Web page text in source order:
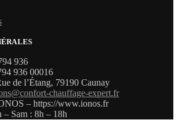
936
936 00016
de l’Étang, 79190 Caunay
chauffage-expert.fr
– https://www.ionos.fr
– Sam : 8h – 18h